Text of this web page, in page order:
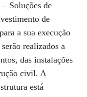
– Soluções de
de
a sua execução
realizados a
das instalações
civil. A
está